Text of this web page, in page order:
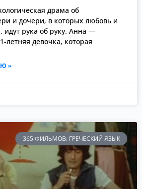
драма об
и дочери, в которых любовь и
идут рука об руку. Анна —
летняя девочка, которая
»
365 ФИЛЬМОВ: ГРЕЧЕСКИЙ ЯЗЫК